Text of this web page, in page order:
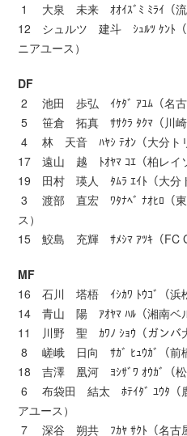
1 大泉 未来 ｵｵｲｽﾞﾐ ﾐﾗｲ（流
12 シュルツ 建斗 ｼｭﾙﾂ ｹﾝﾄ（
ニアユース）
DF
2 池田 歩弘 ｲｹﾀﾞ ｱﾕﾑ（名古
5 笹倉 拓真 ｻｻｸﾗ ﾀｸﾏ（川崎
4 林 天音 ﾊﾔｼ ﾃｵﾝ（大分トリ
17 遠山 越 ﾄｵﾔﾏ ｺｴ（柏レイソ
19 田村 瑛人 ﾀﾑﾗ ｴｲﾄ（大分ト
3 渡部 直宏 ﾜﾀﾅﾍﾞ ﾅｵﾋﾛ（東
ス）
15 鮫島 充輝 ｻﾒｼﾏ ｱﾂｷ（FC
MF
16 石川 塔梧 ｲｼｶﾜ ﾄｳｺﾞ（浜松
14 青山 陽 ｱｵﾔﾏ ﾊﾙ（湘南ベル
11 川野 聖 ｶﾜﾉ ｼｮｳ（ガンバ大
8 嵯峨 日向 ｻｶﾞ ﾋｭｳｶﾞ（前橋
18 吉澤 凰河 ﾖｼｻﾞﾜ ｵｳｶﾞ（松
6 布袋田 結太 ﾎﾃｲﾀﾞ ﾕｳﾀ（
アユース）
7 深谷 朔共 ﾌｶﾔ ｻｸﾄ（名古屋